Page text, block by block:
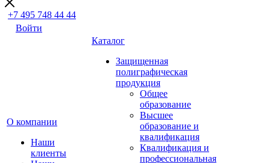
+7 495 748 44 44
Войти
О компании
Наши
клиенты
Каталог
Защищенная
полиграфическая
продукция
Общее
образование
Высшее
образование и
квалификация
Квалификация и
профессиональная